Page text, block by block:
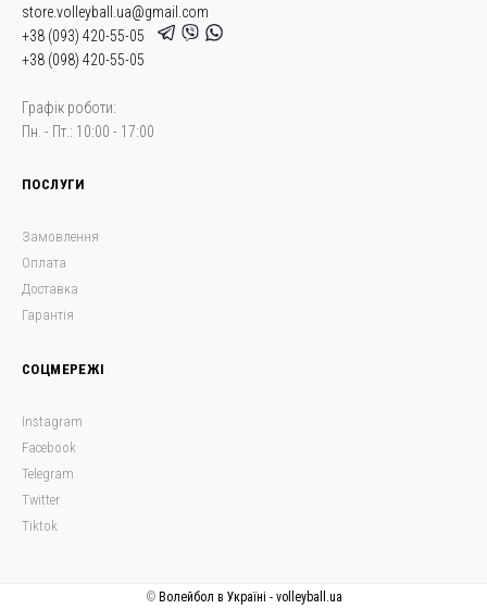
store.volleyball.ua@gmail.com
+38 (093) 420-55-05
+38 (098) 420-55-05
Графік роботи:
Пн. - Пт.: 10:00 - 17:00
ПОСЛУГИ
Замовлення
Оплата
Доставка
Гарантія
СОЦМЕРЕЖІ
Instagram
Facebook
Telegram
Twitter
Tiktok
© Волейбол в Україні - volleyball.ua